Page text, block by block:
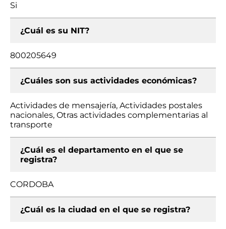
Si
¿Cuál es su NIT?
800205649
¿Cuáles son sus actividades económicas?
Actividades de mensajería, Actividades postales
nacionales, Otras actividades complementarias al
transporte
¿Cuál es el departamento en el que se
registra?
CORDOBA
¿Cuál es la ciudad en el que se registra?